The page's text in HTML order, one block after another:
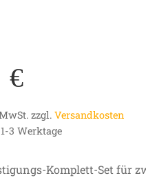
€
zzgl. Versandkosten
1-3 Werktage
Komplett-Set für